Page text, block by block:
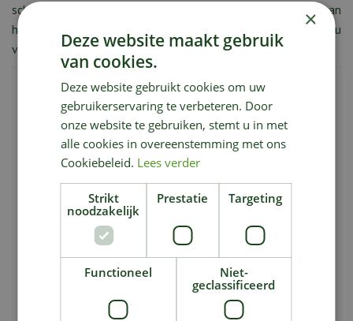
schadelijk. Het zou zonde zijn als u de natuurlijke vijanden van
het ongedierte dat u wilt bestrijden tegelijkertijd mee zou
vernietigen.
Deel deze tuintip
Vul uw gegevens in om deze tuintip te delen met een
Uw naam:*
Uw e-mailadres:
Naam van ontvanger:*
×
Deze website maakt gebruik
van cookies.
Deze website gebruikt cookies om uw
gebruikerservaring te verbeteren. Door
onze website te gebruiken, stemt u in met
alle cookies in overeenstemming met ons
Cookiebeleid. Lees verder
Strikt
noodzakelijk
Prestatie Targeting
Functioneel
Niet-
geclassificeerd